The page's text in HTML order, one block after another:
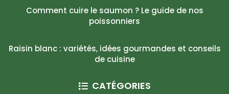
Comment cuire le saumon ? Le guide de nos
poissonniers
Raisin blanc : variétés, idées gourmandes et conseils
de cuisine
CATÉGORIES